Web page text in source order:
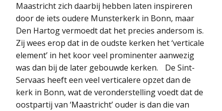
Maastricht zich daarbij hebben laten inspireren
door de iets oudere Munsterkerk in Bonn, maar
Den Hartog vermoedt dat het precies andersom is.
Zij wees erop dat in de oudste kerken het ‘verticale
element’ in het koor veel prominenter aanwezig
was dan bij de later gebouwde kerken. De Sint-
Servaas heeft een veel verticalere opzet dan de
kerk in Bonn, wat de veronderstelling voedt dat de
oostpartij van ‘Maastricht’ ouder is dan die van